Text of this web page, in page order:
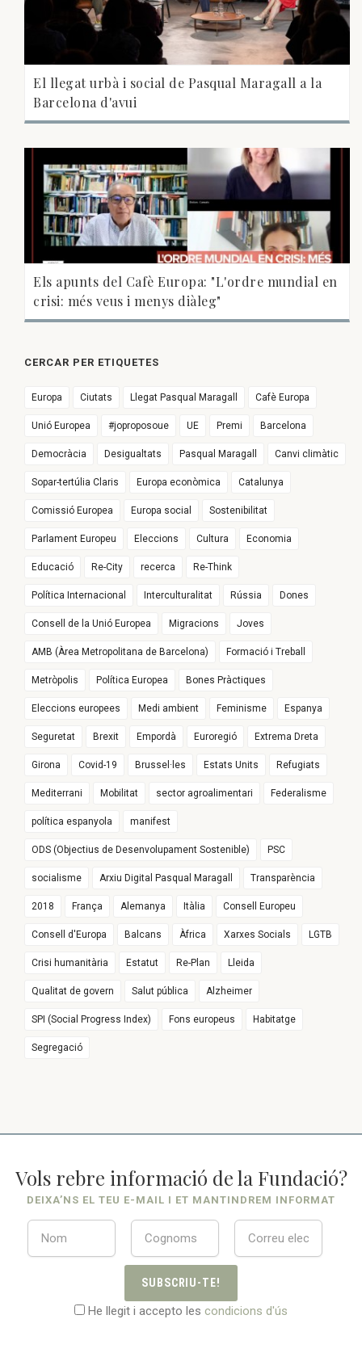
El llegat urbà i social de Pasqual Maragall a la
Barcelona d'avui
Els apunts del Cafè Europa: "L'ordre mundial en
crisi: més veus i menys diàleg"
CERCAR PER ETIQUETES
Europa Ciutats Llegat Pasqual Maragall Cafè Europa
Unió Europea #joproposoue UE Premi Barcelona
Democràcia Desigualtats Pasqual Maragall Canvi climàtic
Sopar-tertúlia Claris Europa econòmica Catalunya
Comissió Europea Europa social Sostenibilitat
Parlament Europeu Eleccions Cultura Economia
Educació Re-City recerca Re-Think
Política Internacional Interculturalitat Rússia Dones
Consell de la Unió Europea Migracions Joves
AMB (Àrea Metropolitana de Barcelona) Formació i Treball
Metròpolis Política Europea Bones Pràctiques
Eleccions europees Medi ambient Feminisme Espanya
Seguretat Brexit Empordà Euroregió Extrema Dreta
Girona Covid-19 Brussel·les Estats Units Refugiats
Mediterrani Mobilitat sector agroalimentari Federalisme
política espanyola manifest
ODS (Objectius de Desenvolupament Sostenible) PSC
socialisme Arxiu Digital Pasqual Maragall Transparència
2018 França Alemanya Itàlia Consell Europeu
Consell d'Europa Balcans Àfrica Xarxes Socials LGTB
Crisi humanitària Estatut Re-Plan Lleida
Qualitat de govern Salut pública Alzheimer
SPI (Social Progress Index) Fons europeus Habitatge
Segregació
Vols rebre informació de la Fundació?
DEIXA’NS EL TEU E-MAIL I ET MANTINDREM INFORMAT
SUBSCRIU-TE!
He llegit i accepto les condicions d'ús